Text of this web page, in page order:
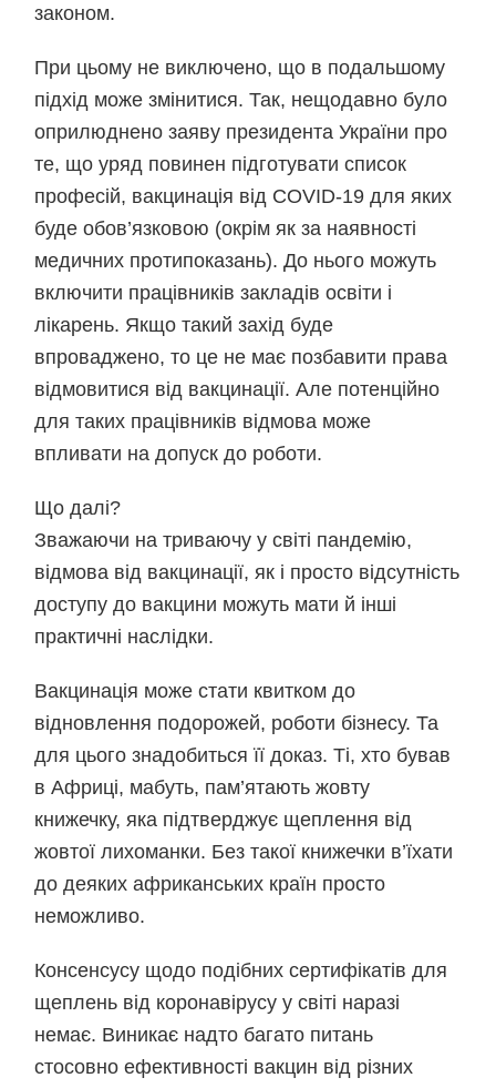
законом.
При цьому не виключено, що в подальшому
підхід може змінитися. Так, нещодавно було
оприлюднено заяву президента України про
те, що уряд повинен підготувати список
професій, вакцинація від COVID-19 для яких
буде обов’язковою (окрім як за наявності
медичних протипоказань). До нього можуть
включити працівників закладів освіти і
лікарень. Якщо такий захід буде
впроваджено, то це не має позбавити права
відмовитися від вакцинації. Але потенційно
для таких працівників відмова може
впливати на допуск до роботи.
Що далі?
Зважаючи на триваючу у світі пандемію,
відмова від вакцинації, як і просто відсутність
доступу до вакцини можуть мати й інші
практичні наслідки.
Вакцинація може стати квитком до
відновлення подорожей, роботи бізнесу. Та
для цього знадобиться її доказ. Ті, хто бував
в Африці, мабуть, пам’ятають жовту
книжечку, яка підтверджує щеплення від
жовтої лихоманки. Без такої книжечки в’їхати
до деяких африканських країн просто
неможливо.
Консенсусу щодо подібних сертифікатів для
щеплень від коронавірусу у світі наразі
немає. Виникає надто багато питань
стосовно ефективності вакцин від різних